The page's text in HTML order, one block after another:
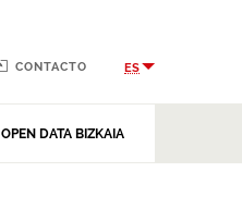
OPEN DATA BIZKAIA
CONTACTO ES